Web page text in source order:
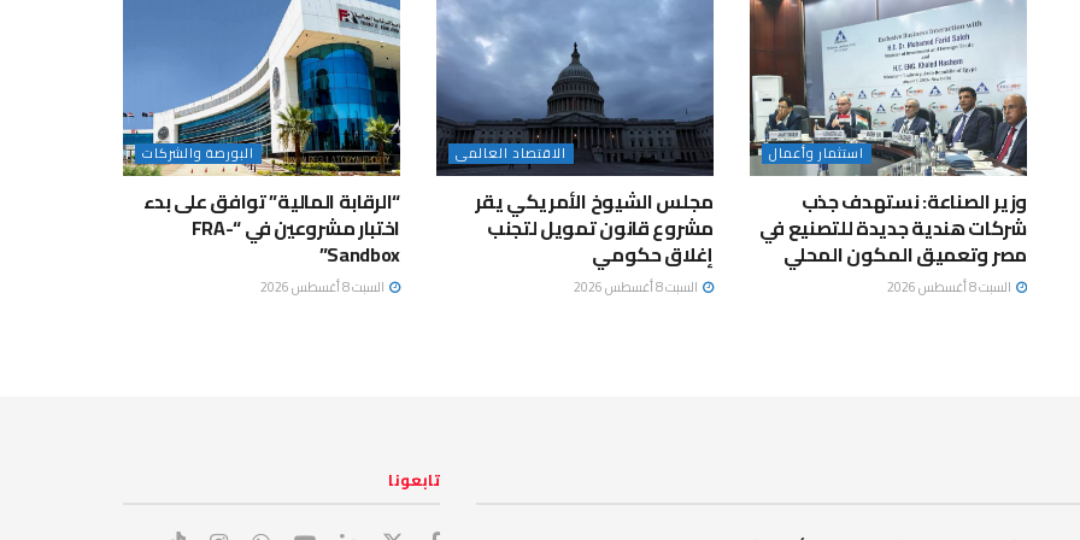
استثمار وأعمال
وزير الصناعة: نستهدف جذب
شركات هندية جديدة للتصنيع في
مصر وتعميق المكون المحلي
السبت 8 أغسطس 2026
الاقتصاد العالمى
مجلس الشيوخ الأمريكي يقر
مشروع قانون تمويل لتجنب
إغلاق حكومي
السبت 8 أغسطس 2026
البورصة والشركات
“الرقابة المالية” توافق على بدء
اختبار مشروعين في “FRA-
Sandbox”
السبت 8 أغسطس 2026
تابعونا